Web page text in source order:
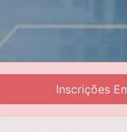
Inscrições